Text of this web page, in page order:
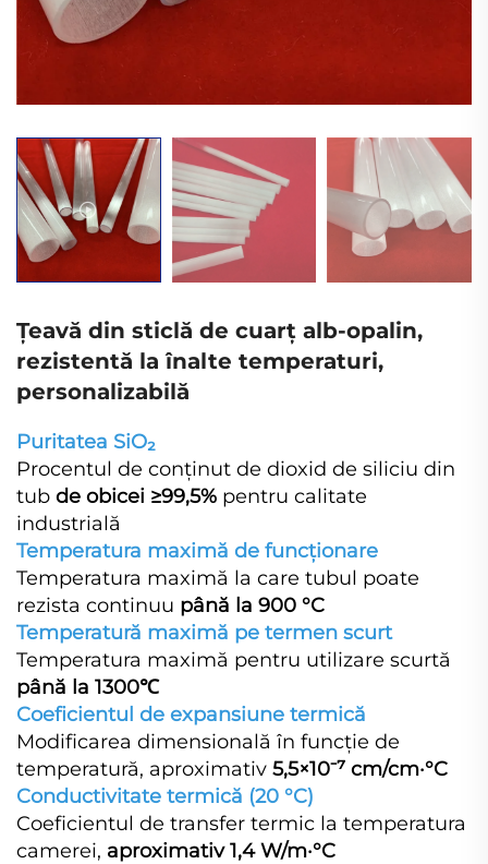
Țeavă din sticlă de cuarț alb-opalin,
rezistentă la înalte temperaturi,
personalizabilă
Puritatea SiO₂
Procentul de conținut de dioxid de siliciu din
tub de obicei ≥99,5% pentru calitate
industrială
Temperatura maximă de funcționare
Temperatura maximă la care tubul poate
rezista continuu până la 900 °C
Temperatură maximă pe termen scurt
Temperatura maximă pentru utilizare scurtă
până la 1300℃
Coeficientul de expansiune termică
Modificarea dimensională în funcție de
temperatură, aproximativ 5,5×10⁻⁷ cm/cm·°C
Conductivitate termică (20 °C)
Coeficientul de transfer termic la temperatura
camerei, aproximativ 1,4 W/m·°C